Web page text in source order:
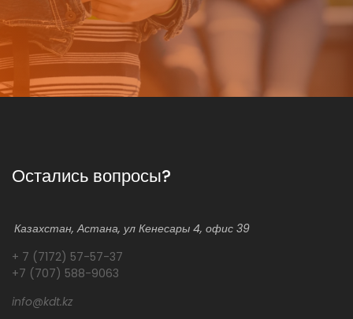
Остались вопросы?
Казахстан, Астана, ул Кенесары 4, офис 39
+ 7 (7172) 57-57-37
+7 (707) 588-9063
info@kdt.kz